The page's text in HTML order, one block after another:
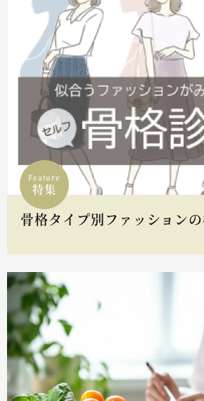
Feature
特集
骨格タイプ別ファッション